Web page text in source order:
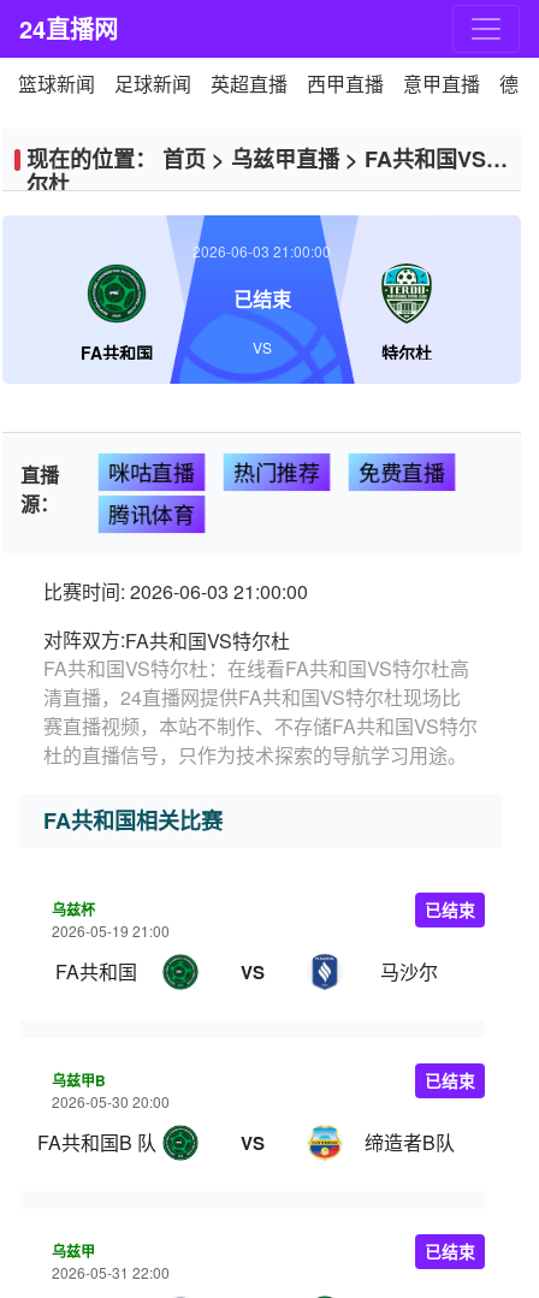
24直播网
篮球新闻 足球新闻 英超直播 西甲直播 意甲直播 德
现在的位置： 首页 > 乌兹甲直播> FA共和国VS特
尔杜
FA共和国 特尔杜
2026-06-03 21:00:00
已结束
VS
直播
源：
咪咕直播 热门推荐
免费直播
腾讯体育
比赛时间: 2026-06-03 21:00:00
对阵双方:FA共和国VS特尔杜
FA共和国VS特尔杜：在线看FA共和国VS特尔杜高
清直播，24直播网提供FA共和国VS特尔杜现场比
赛直播视频，本站不制作、不存储FA共和国VS特尔
杜的直播信号，只作为技术探索的导航学习用途。
FA共和国相关比赛
乌兹杯
2026-05-19 21:00
FA共和国 VS 马沙尔
已结束
乌兹甲B
2026-05-30 20:00
FA共和国B 队 VS 缔造者B队
已结束
乌兹甲
2026-05-31 22:00
已结束